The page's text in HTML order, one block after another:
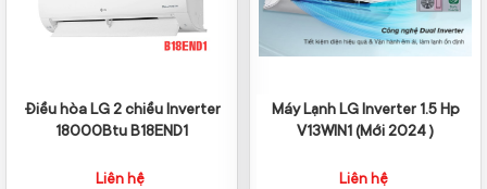
Điều hòa LG 2 chiều Inverter
18000Btu B18END1
Liên hệ
Máy Lạnh LG Inverter 1.5 Hp
V13WIN1 (Mới 2024 )
Liên hệ